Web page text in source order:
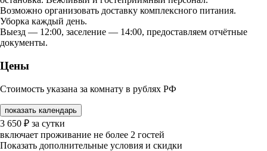
Возможно организовать доставку комплексного питания.
Уборка каждый день.
Выезд — 12:00, заселение — 14:00, предоставляем отчётные
документы.
Цены
Стоимость указана за комнату в рублях РФ
показать календарь
3 650 ₽ за сутки
включает проживание не более 2 гостей
Показать дополнительные условия и скидки